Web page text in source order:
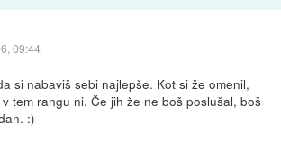
09:44
si nabaviš sebi najlepše. Kot si že omenil,
tem rangu ni. Če jih že ne boš poslušal, boš
:)